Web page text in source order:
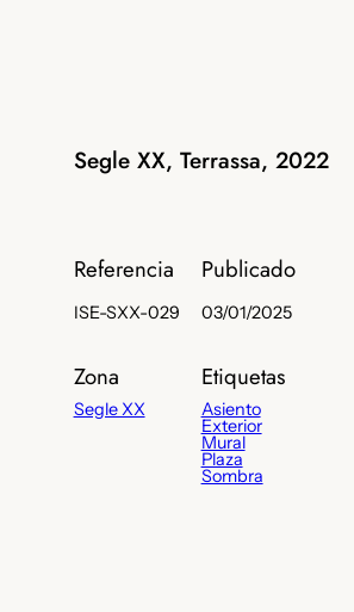
Segle XX, Terrassa, 2022
Referencia
ISE-SXX-029
Zona
Segle XX
Publicado
03/01/2025
Etiquetas
Asiento
Exterior
Mural
Plaza
Sombra